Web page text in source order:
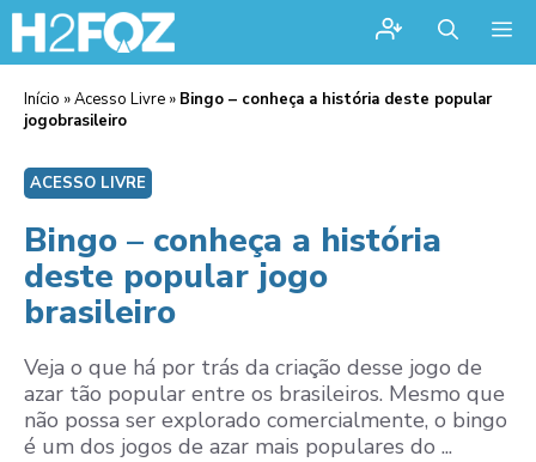
Início »Acesso Livre » Bingo – conheça a história deste popular
jogobrasileiro
ACESSO LIVRE
Bingo – conheça a história
deste popular jogo
brasileiro
Veja o que há por trás da criação desse jogo de
azar tão popular entre os brasileiros. Mesmo que
não possa ser explorado comercialmente, o bingo
é um dos jogos de azar mais populares do ...